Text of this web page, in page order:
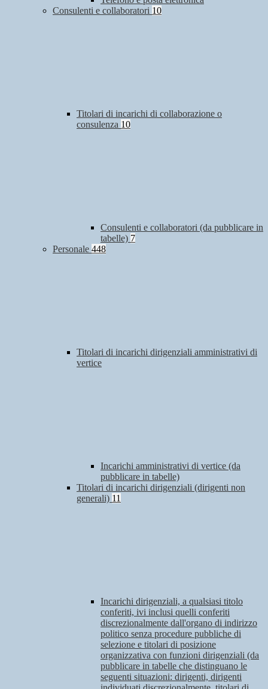
Consulenti e collaboratori 10
Titolari di incarichi di collaborazione o
consulenza 10
Consulenti e collaboratori (da pubblicare in
tabelle) 7
Personale 448
Titolari di incarichi dirigenziali amministrativi di
vertice
Incarichi amministrativi di vertice (da
pubblicare in tabelle)
Titolari di incarichi dirigenziali (dirigenti non
generali) 11
Incarichi dirigenziali, a qualsiasi titolo
conferiti, ivi inclusi quelli conferiti
discrezionalmente dall'organo di indirizzo
politico senza procedure pubbliche di
selezione e titolari di posizione
organizzativa con funzioni dirigenziali (da
pubblicare in tabelle che distinguano le
seguenti situazioni: dirigenti, dirigenti